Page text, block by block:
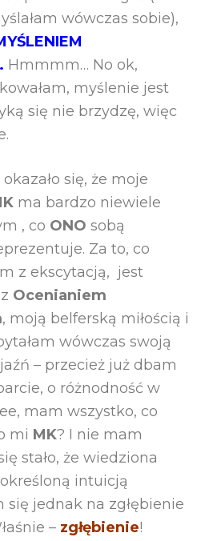
wówczas sobie),
Hmmmm… No ok,
myślenie jest
się nie brzydzę, więc
się, że moje
ma bardzo niewiele
, co ONO sobą
Za to, co
z ekscytacją, jest
Ocenianiem
, moją belferską miłością i
wówczas swoją
– przecież już dbam
o różnodność w
mam wszystko, co
mi MK? I nie mam
stało, że wiedziona
intuicją
się jednak na zgłębienie
– zgłębienie!